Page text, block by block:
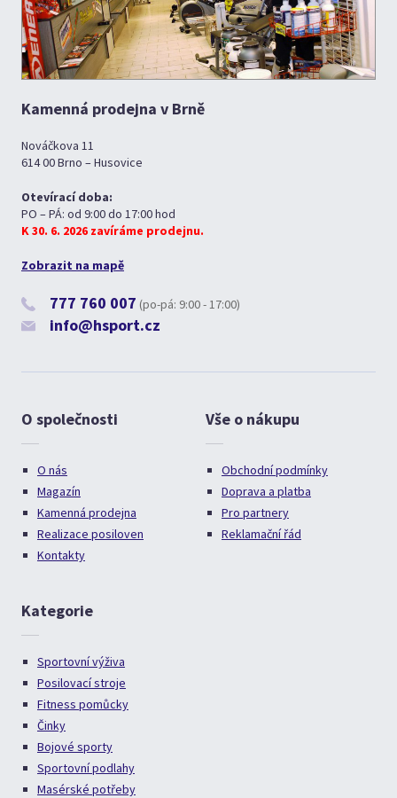
Kamenná prodejna v Brně
Nováčkova 11
614 00 Brno – Husovice
Otevírací doba:
PO – PÁ: od 9:00 do 17:00 hod
K 30. 6. 2026 zavíráme prodejnu.
Zobrazit na mapě
777 760 007 (po-pá: 9:00 - 17:00)
info@hsport.cz
O společnosti
O nás
Magazín
Kamenná prodejna
Realizace posiloven
Kontakty
Vše o nákupu
Obchodní podmínky
Doprava a platba
Pro partnery
Reklamační řád
Kategorie
Sportovní výživa
Posilovací stroje
Fitness pomůcky
Činky
Bojové sporty
Sportovní podlahy
Masérské potřeby